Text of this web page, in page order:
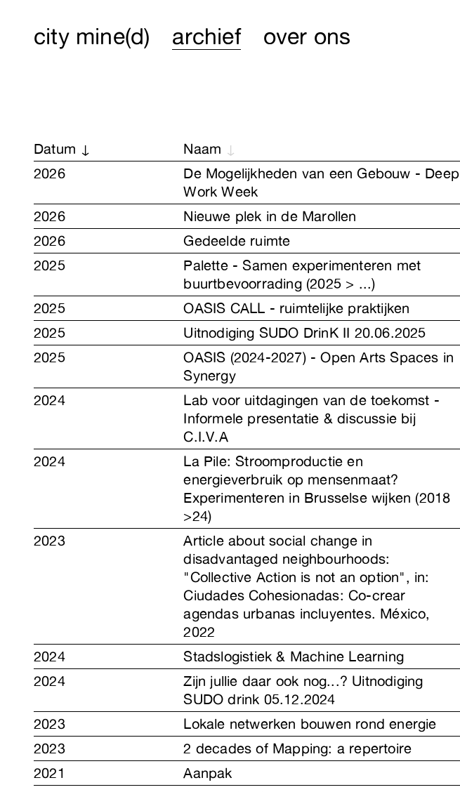
city mine(d) archief over ons
Datum Naam
2026
De Mogelijkheden van een Gebouw - Deep
Work Week
2026 Nieuwe plek in de Marollen
2026
Gedeelde ruimte
2025
Palette - Samen experimenteren met
buurtbevoorrading (2025 > ...)
2025 OASIS CALL - ruimtelijke praktijken
2025
Uitnodiging SUDO DrinK II 20.06.2025
2025
OASIS (2024-2027) - Open Arts Spaces in
Synergy
2024
Lab voor uitdagingen van de toekomst -
Informele presentatie & discussie bij
C.I.V.A
2024
La Pile: Stroomproductie en
energieverbruik op mensenmaat?
Experimenteren in Brusselse wijken (2018
>24)
2023
Article about social change in
disadvantaged neighbourhoods:
"Collective Action is not an option", in:
Ciudades Cohesionadas: Co-crear
agendas urbanas incluyentes. México,
2022
2024 Stadslogistiek & Machine Learning
2024
Zijn jullie daar ook nog...? Uitnodiging
SUDO drink 05.12.2024
2023 Lokale netwerken bouwen rond energie
2023
2 decades of Mapping: a repertoire
2021
Aanpak